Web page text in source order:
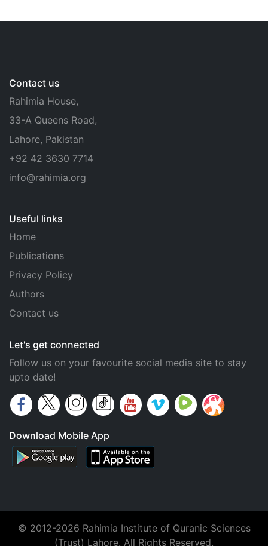
Contact us
Rahimia House,
33-A Queens Road,
Lahore, Pakistan
+92 42 3630 7714
info@rahimia.org
Useful links
Home
Publications
Privacy Policy
Authors
Contact us
Let's get connected
Follow us on your favourite social media site to stay
upto date!
Download Mobile App
© 2012-2026 Rahimia Institute of Quranic Sciences
(Trust) Lahore. All Rights Reserved.